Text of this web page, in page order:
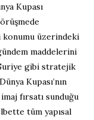
Kupası
konumu üzerindeki
maddelerini
gibi stratejik
Kupası’nın
fırsatı sunduğu
tüm yapısal